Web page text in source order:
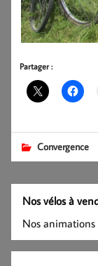
Partager :
Convergence
Nos vélos à
Nos animations